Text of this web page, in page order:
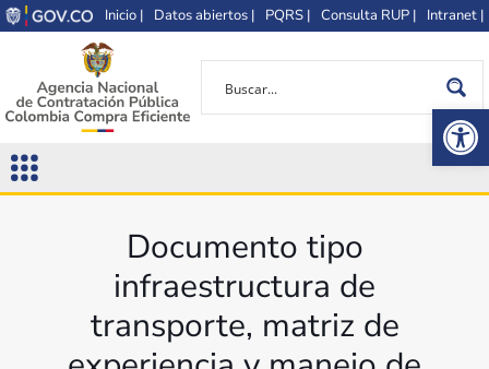
Inicio | Datos abiertos | PQRS | Consulta RUP | Intranet |
Documento tipo
infraestructura de
transporte, matriz de